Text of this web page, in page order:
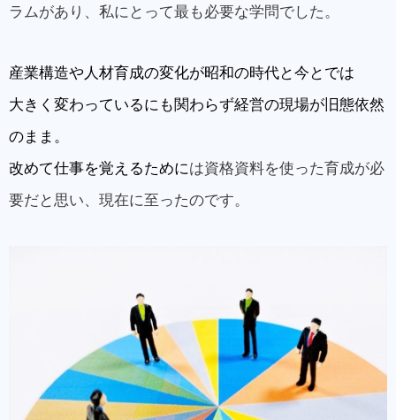
ラムがあり、私にとって最も必要な学問でした。
産業構造や人材育成の変化が昭和の時代と今とでは
大きく変わっているにも関わらず経営の現場が旧態依然
のまま。
改めて仕事を覚えるためには資格資料を使った育成が必
要だと思い、現在に至ったのです。